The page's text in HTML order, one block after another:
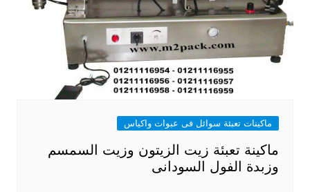
ماكينات تعبئة سوائل فى عبوات واكياس
ماكينة تعبئة زيت الزيتون وزيت السمسم
وزبدة الفول السودانى